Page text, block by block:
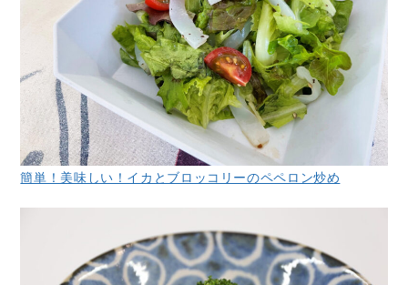
簡単！美味しい！イカとブロッコリーのペペロン炒め